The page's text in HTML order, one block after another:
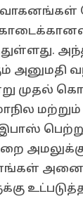
அனுமதி
முதல்